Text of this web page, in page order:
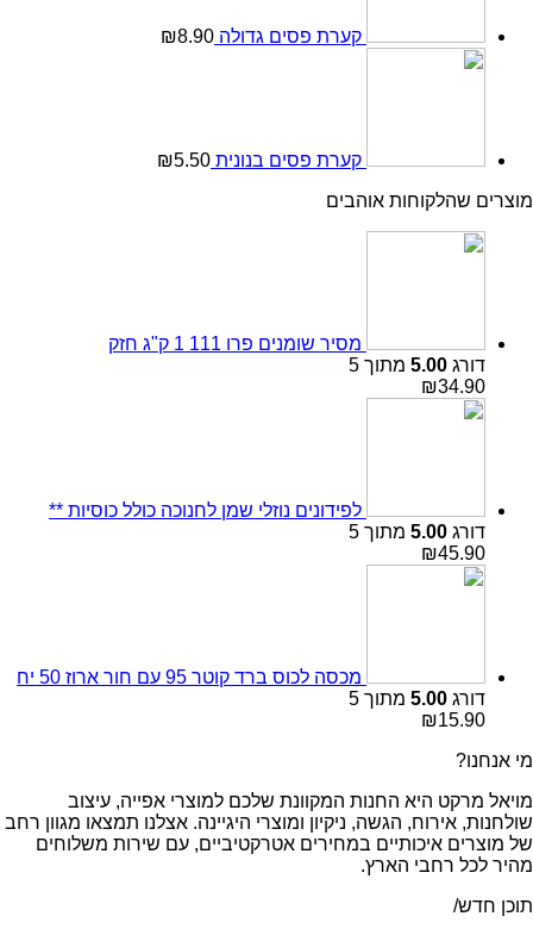
קערת פסים גדולה ₪8.90
קערת פסים בנונית ₪5.50
מוצרים שהלקוחות אוהבים
מסיר שומנים פרו 111 1 ק"ג חזק
דורג 5.00 מתוך 5
₪34.90
לפידונים נוזלי שמן לחנוכה כולל כוסיות **
דורג 5.00 מתוך 5
₪45.90
מכסה לכוס ברד קוטר 95 עם חור ארוז 50 יח
דורג 5.00 מתוך 5
₪15.90
מי אנחנו?
מויאל מרקט היא החנות המקוונת שלכם למוצרי אפייה, עיצוב
שולחנות, אירוח, הגשה, ניקיון ומוצרי היגיינה. אצלנו תמצאו מגוון רחב
של מוצרים איכותיים במחירים אטרקטיביים, עם שירות משלוחים
מהיר לכל רחבי הארץ.
תוכן חדש/